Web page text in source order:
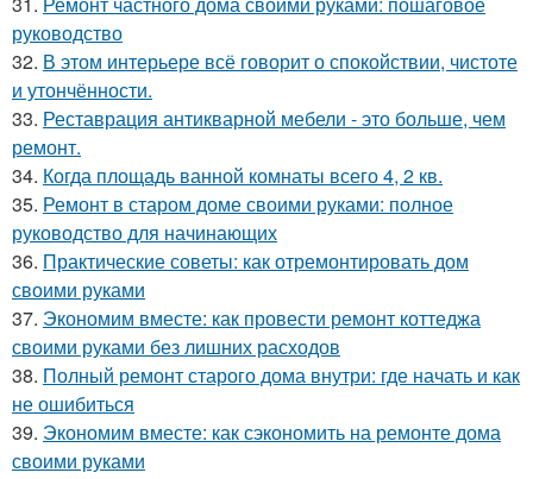
руководство
32. В этом интерьере всё говорит о спокойствии, чистоте
и утончённости.
33. Реставрация антикварной мебели - это больше, чем
ремонт.
34. Когда площадь ванной комнаты всего 4, 2 кв.
35. Ремонт в старом доме своими руками: полное
руководство для начинающих
36. Практические советы: как отремонтировать дом
своими руками
37. Экономим вместе: как провести ремонт коттеджа
своими руками без лишних расходов
38. Полный ремонт старого дома внутри: где начать и как
не ошибиться
39. Экономим вместе: как сэкономить на ремонте дома
своими руками